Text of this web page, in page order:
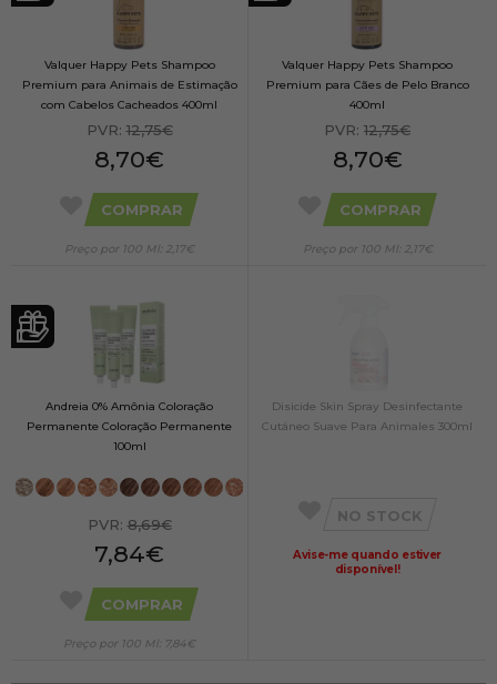
Valquer Happy Pets Shampoo
Premium para Animais de Estimação
com Cabelos Cacheados 400ml
PVR:12,75€
8,70€
COMPRAR
Preço por 100 Ml: 2,17€
Valquer Happy Pets Shampoo
Premium para Cães de Pelo Branco
400ml
PVR: 12,75€
8,70€
COMPRAR
Preço por 100 Ml: 2,17€
Andreia 0% Amônia Coloração
Permanente Coloração Permanente
100ml
PVR:8,69€
7,84€
COMPRAR
Preço por 100 Ml: 7,84€
Disicide Skin Spray Desinfectante
Cutáneo Suave Para Animales 300ml
NO STOCK
Avise-me quando estiver
disponível!